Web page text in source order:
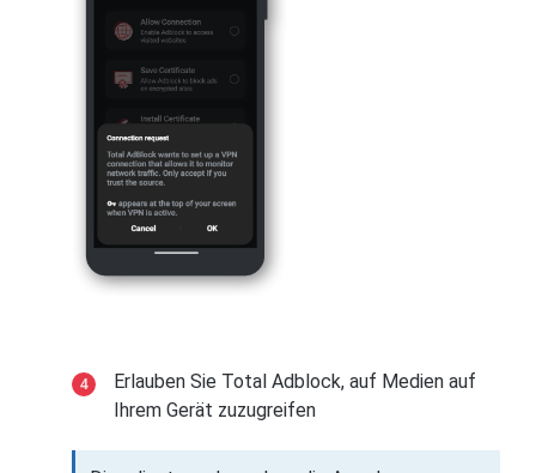
Erlauben Sie Total Adblock, auf Medien auf
Ihrem Gerät zuzugreifen